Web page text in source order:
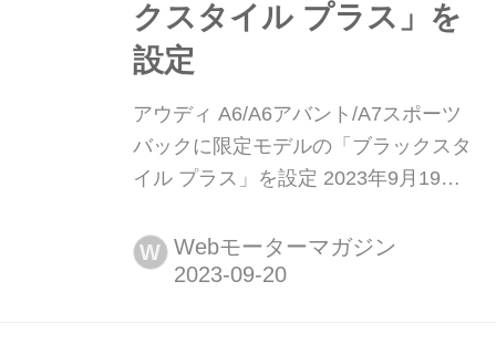
クスタイル プラス」を
設定
アウディ A6/A6アバント/A7スポーツ
バックに限定モデルの「ブラックスタ
イル プラス」を設定 2023年9月19
アッパーミディアムクラスであるセダ
ンのA6、ステーションワゴンのA6ア
W Webモーターマガジン